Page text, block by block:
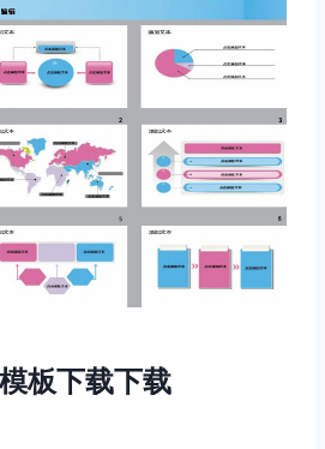
板下载下载